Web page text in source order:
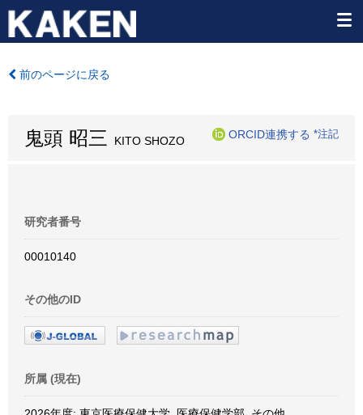
前のページに戻る
鬼頭 昭三 KITO SHOZO
ORCID連携する *注記
研究者番号
00010140
その他のID
所属 (現在)